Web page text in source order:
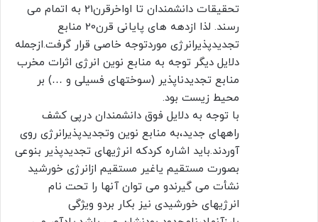
تحقیقات دانشمندان تا اواخرقرن21 به اتمام می
رسند. لذا ازدهه های پایانی قرن20 منابع
تجدیدپذیرانرژی موردتوجه خاصی قرار گرفت.ازجمله
دلایل دیگر توجه به منابع نوین انرژی اثرات مخرب
منابع تجدیدناپذیر (سوختهای فسیلی و …) بر
محیط زیست بود.
با توجه به دلایل فوق دانشمندان درپی کشف
راههای جدید،به منابع نوین وتجدیدپذیرانرژی روی
آوردند.باید اشاره کردکه انرژیهای تجدیدپذیر بنوعی
بصورت مستقیم یاغیر مستقیم ازانرژی خورشید
ﻧﺸﺄت می گیرندو می توان آنها را تحت نام
انرژیهای خورشیدی نیز بکار بردو ویژگی